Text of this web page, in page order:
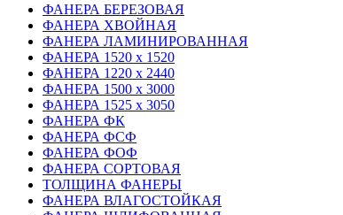
ФАНЕРА БЕРЕЗОВАЯ
ФАНЕРА ХВОЙНАЯ
ФАНЕРА ЛАМИНИРОВАННАЯ
ФАНЕРА 1520 х 1520
ФАНЕРА 1220 х 2440
ФАНЕРА 1500 х 3000
ФАНЕРА 1525 х 3050
ФАНЕРА ФК
ФАНЕРА ФСФ
ФАНЕРА ФОФ
ФАНЕРА СОРТОВАЯ
ТОЛЩИНА ФАНЕРЫ
ФАНЕРА ВЛАГОСТОЙКАЯ